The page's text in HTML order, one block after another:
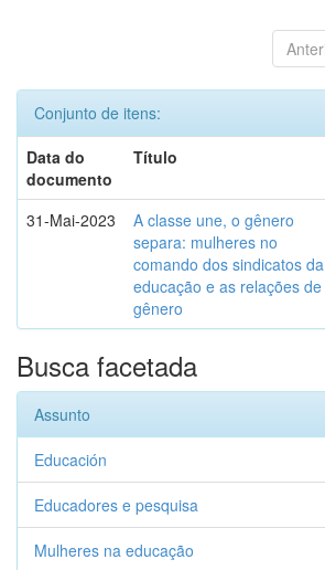
Conjunto de itens:
Data do
documento
Título
31-Mai-2023
A classe une, o gênero
separa: mulheres no
comando dos sindicatos da
educação e as relações de
gênero
Busca facetada
Assunto
Educación
Educadores e pesquisa
Mulheres na educação